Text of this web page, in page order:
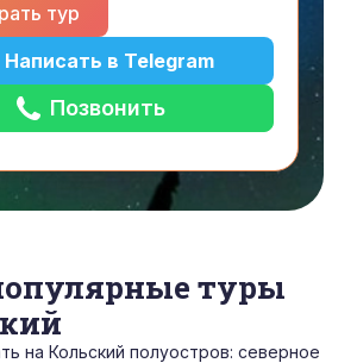
тур
Написать в Telegram
Позвонить
туры
на Кольский полуостров: северное